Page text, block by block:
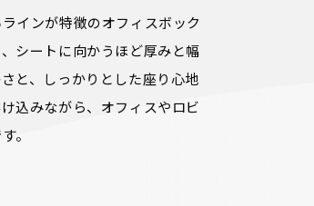
インが特徴のオフィスボック
シートに向かうほど厚みと幅
と、しっかりとした座り心地
込みながら、オフィスやロビ
。